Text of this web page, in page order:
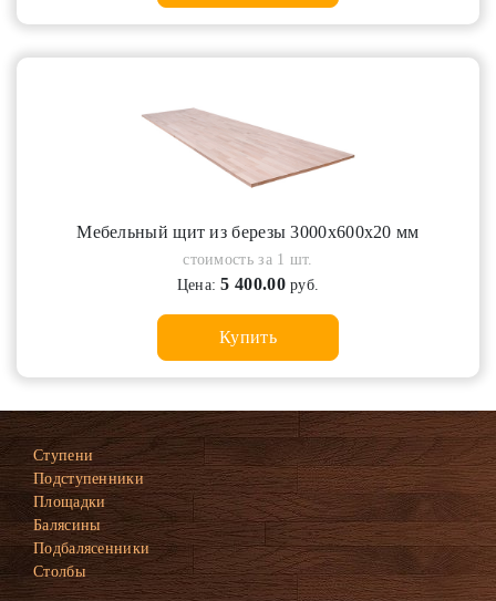
Мебельный щит из березы 3000х600х20 мм
стоимость за 1 шт.
Цена:5 400.00руб.
Купить
Ступени
Подступенники
Площадки
Балясины
Подбалясенники
Столбы